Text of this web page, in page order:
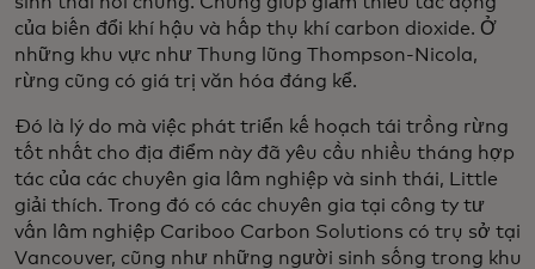
của biến đổi khí hậu và hấp thụ khí carbon dioxide. Ở
những khu vực như Thung lũng Thompson-Nicola,
rừng cũng có giá trị văn hóa đáng kể.
Đó là lý do mà việc phát triển kế hoạch tái trồng rừng
tốt nhất cho địa điểm này đã yêu cầu nhiều tháng hợp
tác của các chuyên gia lâm nghiệp và sinh thái, Little
giải thích. Trong đó có các chuyên gia tại công ty tư
vấn lâm nghiệp Cariboo Carbon Solutions có trụ sở tại
Vancouver, cũng như những người sinh sống trong khu